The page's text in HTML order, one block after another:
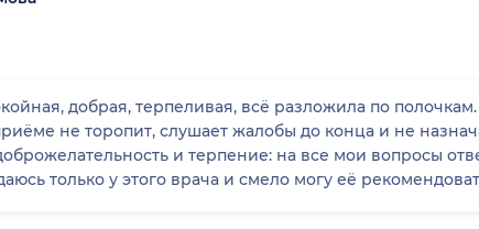
добрая, терпеливая, всё разложила по полочкам.
не торопит, слушает жалобы до конца и не
только у этого врача и смело могу её